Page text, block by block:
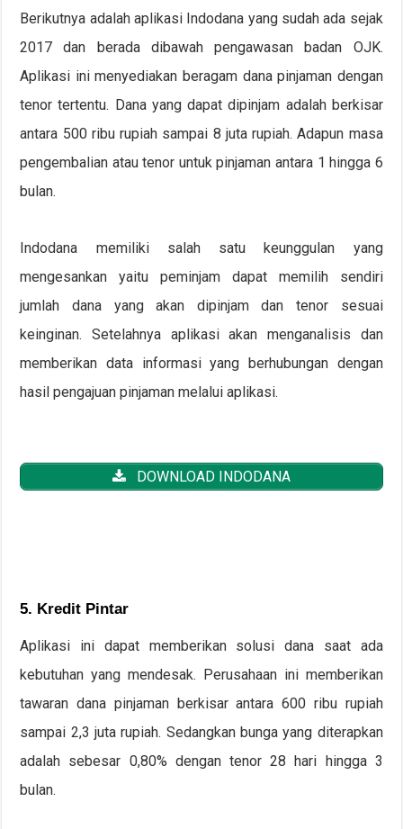
Berikutnya adalah aplikasi Indodana yang sudah ada sejak
2017 dan berada dibawah pengawasan badan OJK.
Aplikasi ini menyediakan beragam dana pinjaman dengan
tenor tertentu. Dana yang dapat dipinjam adalah berkisar
antara 500 ribu rupiah sampai 8 juta rupiah. Adapun masa
pengembalian atau tenor untuk pinjaman antara 1 hingga 6
bulan.
Indodana memiliki salah satu keunggulan yang
mengesankan yaitu peminjam dapat memilih sendiri
jumlah dana yang akan dipinjam dan tenor sesuai
keinginan. Setelahnya aplikasi akan menganalisis dan
memberikan data informasi yang berhubungan dengan
hasil pengajuan pinjaman melalui aplikasi.
DOWNLOAD INDODANA
5. Kredit Pintar
Aplikasi ini dapat memberikan solusi dana saat ada
kebutuhan yang mendesak. Perusahaan ini memberikan
tawaran dana pinjaman berkisar antara 600 ribu rupiah
sampai 2,3 juta rupiah. Sedangkan bunga yang diterapkan
adalah sebesar 0,80% dengan tenor 28 hari hingga 3
bulan.